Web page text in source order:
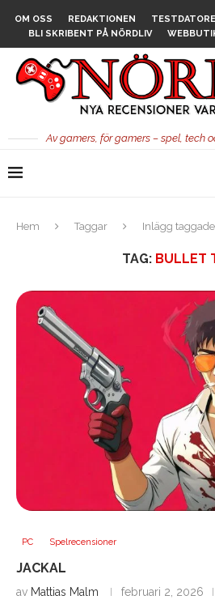
OM OSS REDAKTIONEN
BLI SKRIBENT PÅ NÖRDLIV
Av gamers, för gamers – spel, tech
Hem Taggar Inlägg
TAG: BULLET
PC Spelrecensioner
JACKAL
av Mattias Malm februari 2, 2026